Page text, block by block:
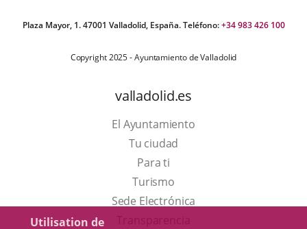
Utilisation de
Plaza Mayor, 1. 47001 Valladolid, España. Teléfono:+34 983 426 100
Copyright 2025 - Ayuntamiento de Valladolid
valladolid.es
El Ayuntamiento
Tu ciudad
Para ti
TurismoEste
enlace
Sede Electrónica